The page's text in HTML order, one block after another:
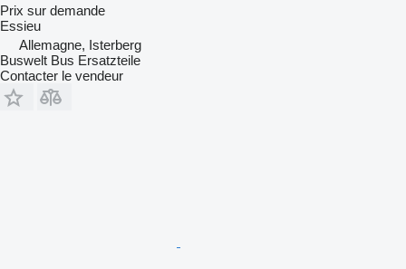
Prix sur demande
Essieu
Allemagne, Isterberg
Buswelt Bus Ersatzteile
Contacter le vendeur